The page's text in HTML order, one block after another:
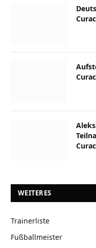
WEITERES
Trainerliste
Fußballmeister